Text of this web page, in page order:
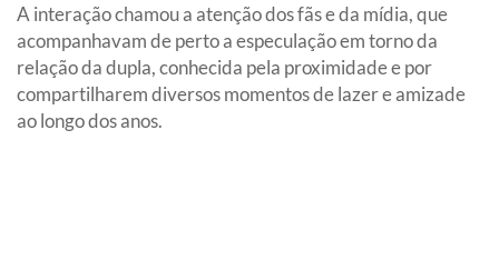
A interação chamou a atenção dos fãs e da mídia, que
acompanhavam de perto a especulação em torno da
relação da dupla, conhecida pela proximidade e por
compartilharem diversos momentos de lazer e amizade
ao longo dos anos.